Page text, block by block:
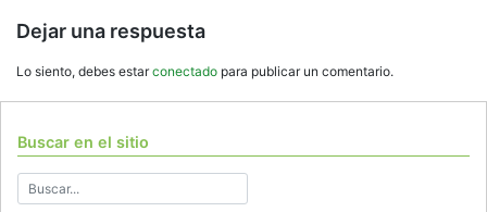
Dejar una respuesta
Lo siento, debes estarconectado para publicar un comentario.
Buscar en el sitio